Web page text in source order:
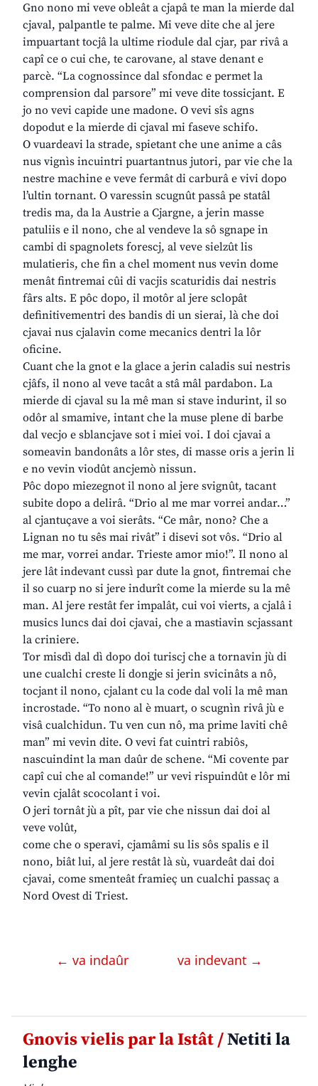
Gno nono mi veve obleât a cjapâ te man la mierde dal
cjaval, palpantle te palme. Mi veve dite che al jere
impuartant tocjâ la ultime riodule dal cjar, par rivâ a
capî ce o cui che, te carovane, al stave denant e
parcè. “La cognossince dal sfondac e permet la
comprension dal parsore” mi veve dite tossicjant. E
jo no vevi capide une madone. O vevi sîs agns
dopodut e la mierde di cjaval mi faseve schifo.
O vuardeavi la strade, spietant che une anime a câs
nus vignìs incuintri puartantnus jutori, par vie che la
nestre machine e veve fermât di carburâ e vivi dopo
l’ultin tornant. O varessin scugnût passâ pe statâl
tredis ma, da la Austrie a Cjargne, a jerin masse
patuliis e il nono, che al vendeve la sô sgnape in
cambi di spagnolets forescj, al veve sielzût lis
mulatieris, che fin a chel moment nus vevin dome
menât fintremai cûi di vacjis scaturidis dai nestris
fârs alts. E pôc dopo, il motôr al jere sclopât
definitivementri des bandis di un sierai, là che doi
cjavai nus cjalavin come mecanics dentri la lôr
oficine.
Cuant che la gnot e la glace a jerin caladis sui nestris
cjâfs, il nono al veve tacât a stâ mâl pardabon. La
mierde di cjaval su la mê man si stave indurint, il so
odôr al smamive, intant che la muse plene di barbe
dal vecjo e sblancjave sot i miei voi. I doi cjavai a
someavin bandonâts a lôr stes, di masse oris a jerin li
e no vevin viodût ancjemò nissun.
Pôc dopo miezegnot il nono al jere svignût, tacant
subite dopo a delirâ. “Drio al me mar vorrei andar…”
al cjantuçave a voi sierâts. “Ce mâr, nono? Che a
Lignan no tu sês mai rivât” i disevi sot vôs. “Drio al
me mar, vorrei andar. Trieste amor mio!”. Il nono al
jere lât indevant cussì par dute la gnot, fintremai che
il so cuarp no si jere indurît come la mierde su la mê
man. Al jere restât fer impalât, cui voi vierts, a cjalâ i
musics luncs dai doi cjavai, che a mastiavin scjassant
la criniere.
Tor misdì dal dì dopo doi turiscj che a tornavin jù di
une cualchi creste li dongje si jerin svicinâts a nô,
tocjant il nono, cjalant cu la code dal voli la mê man
incrostade. “To nono al è muart, o scugnìn rivâ jù e
visâ cualchidun. Tu ven cun nô, ma prime laviti chê
man” mi vevin dite. O vevi fat cuintri rabiôs,
nascuindint la man daûr de schene. “Mi covente par
capî cui che al comande!” ur vevi rispuindût e lôr mi
vevin cjalât scocolant i voi.
O jeri tornât jù a pît, par vie che nissun dai doi al
veve volût,
come che o speravi, cjamâmi su lis sôs spalis e il
nono, biât lui, al jere restât là sù, vuardeât dai doi
cjavai, come smenteât framieç un cualchi passaç a
Nord Ovest di Triest.
← va indaûr va indevant →
Gnovis vielis par la Istât /Netiti la
lenghe